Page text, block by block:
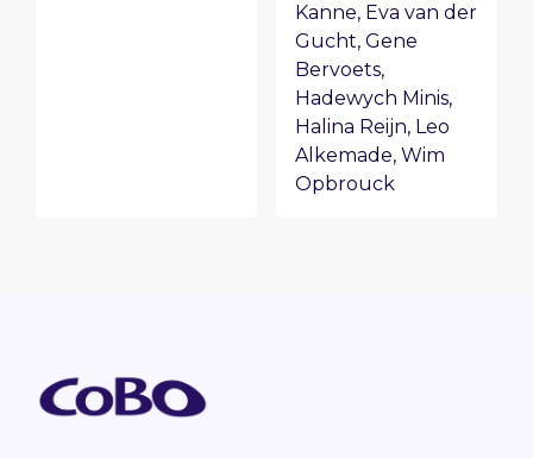
Kanne, Eva van der
Gucht, Gene
Bervoets,
Hadewych Minis,
Halina Reijn, Leo
Alkemade, Wim
Opbrouck